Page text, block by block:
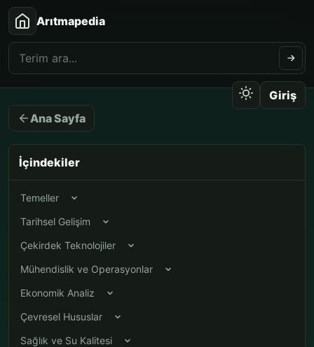
Arıtmapedia
Giriş
Ana Sayfa
İçindekiler
Temeller
Tarihsel Gelişim
Çekirdek Teknolojiler
Mühendislik ve Operasyonlar
Ekonomik Analiz
Çevresel Hususlar
Sağlık ve Su Kalitesi